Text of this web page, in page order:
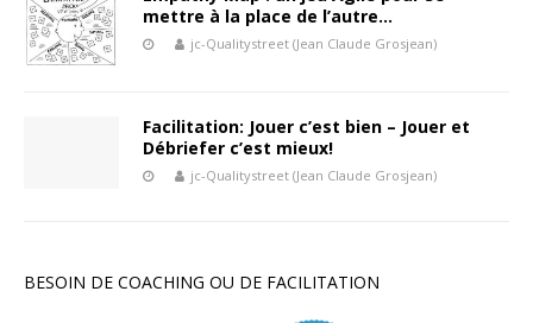
mettre à la place de l’autre…
jc-Qualitystreet (Jean Claude Grosjean)
Facilitation: Jouer c’est bien – Jouer et
Débriefer c’est mieux!
jc-Qualitystreet (Jean Claude Grosjean)
BESOIN DE COACHING OU DE FACILITATION